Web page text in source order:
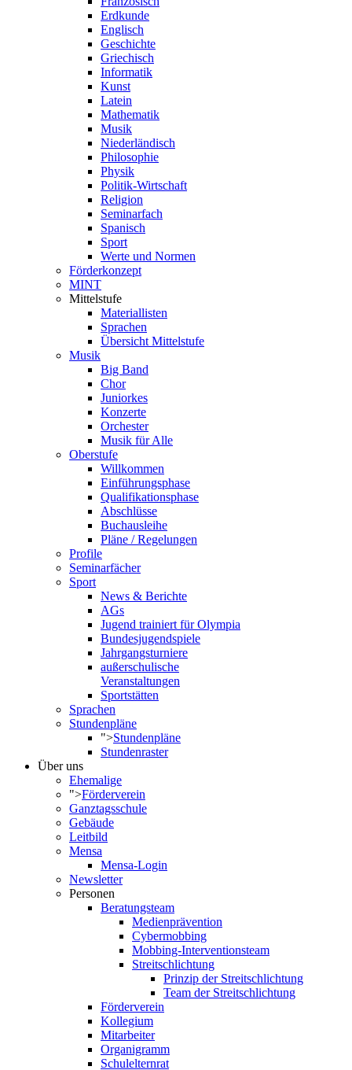
Erdkunde
Englisch
Geschichte
Griechisch
Informatik
Kunst
Latein
Mathematik
Musik
Niederländisch
Philosophie
Physik
Politik-Wirtschaft
Religion
Seminarfach
Spanisch
Sport
Werte und Normen
Förderkonzept
MINT
Mittelstufe
Materiallisten
Sprachen
Übersicht Mittelstufe
Musik
Big Band
Chor
Juniorkes
Konzerte
Orchester
Musik für Alle
Oberstufe
Willkommen
Einführungsphase
Qualifikationsphase
Abschlüsse
Buchausleihe
Pläne / Regelungen
Profile
Seminarfächer
Sport
News & Berichte
AGs
Jugend trainiert für Olympia
Bundesjugendspiele
Jahrgangsturniere
außerschulische
Veranstaltungen
Sportstätten
Sprachen
Stundenpläne
">Stundenpläne
Stundenraster
Über uns
Ehemalige
">Förderverein
Ganztagsschule
Gebäude
Leitbild
Mensa
Mensa-Login
Newsletter
Personen
Beratungsteam
Medienprävention
Cybermobbing
Mobbing-Interventionsteam
Streitschlichtung
Prinzip der Streitschlichtung
Team der Streitschlichtung
Förderverein
Kollegium
Mitarbeiter
Organigramm
Schulelternrat